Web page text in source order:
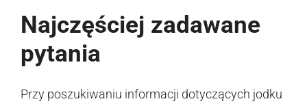
Najczęściej zadawane
pytania
Przy poszukiwaniu informacji dotyczących jodku